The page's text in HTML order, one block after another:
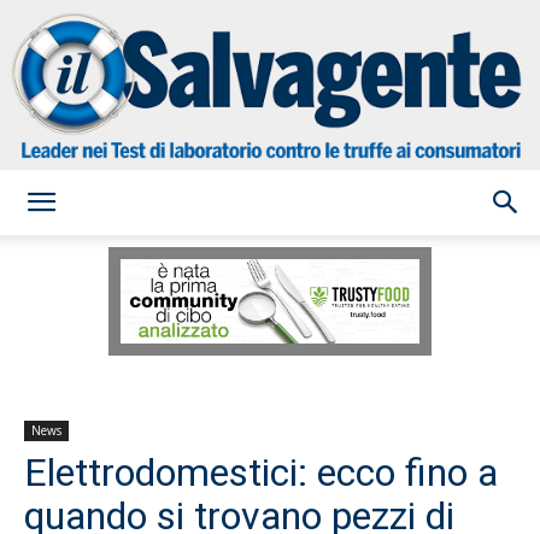
Salvagente
News
Elettrodomestici: ecco fino a
quando si trovano pezzi di